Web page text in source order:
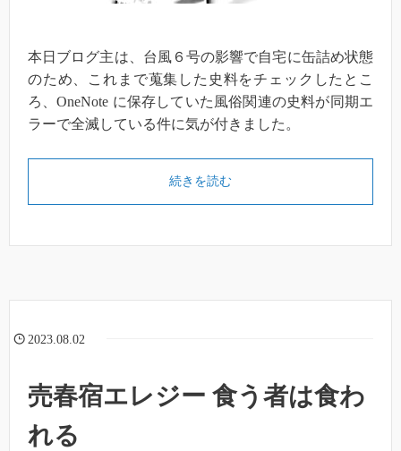
本日ブログ主は、台風６号の影響で自宅に缶詰め状態
のため、これまで蒐集した史料をチェックしたとこ
ろ、OneNote に保存していた風俗関連の史料が同期エ
ラーで全滅している件に気が付きました。
続きを読む
2023.08.02
売春宿エレジー 食う者は食わ
れる